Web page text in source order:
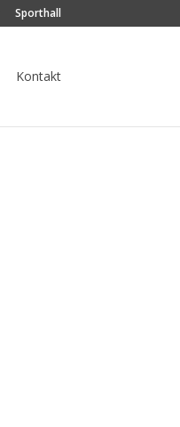
Sporthall
Kontakt